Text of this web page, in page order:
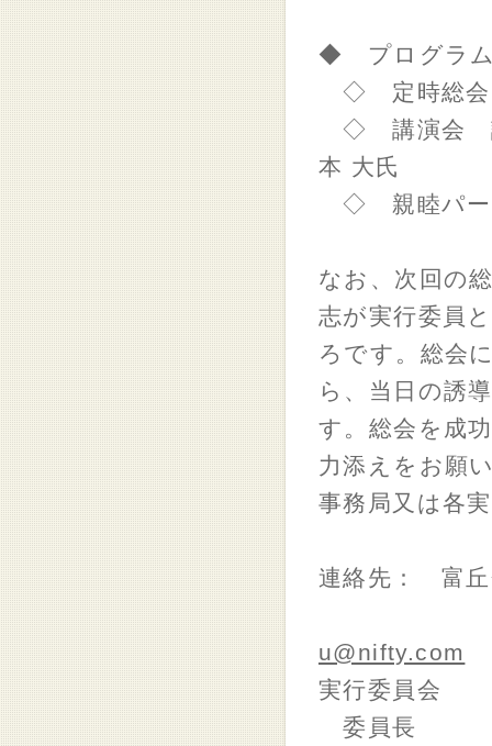
◆ プログラ
◇ 定時総会
◇ 講演会 講
本 大氏
◇ 親睦パー
なお、次回の
志が実行委員
ろです。総会
ら、当日の誘
す。総会を成
力添えをお願
事務局又は各
連絡先： 富
u@nifty.com
実行委員会
委員長